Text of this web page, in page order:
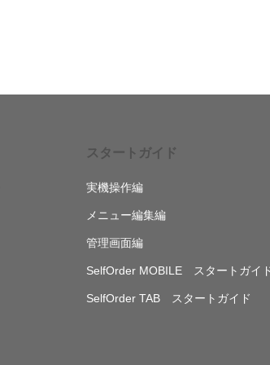
スタートガイド
実機操作編
メニュー編集編
管理画面編
SelfOrder MOBILE スタートガイ
SelfOrder TAB スタートガイド